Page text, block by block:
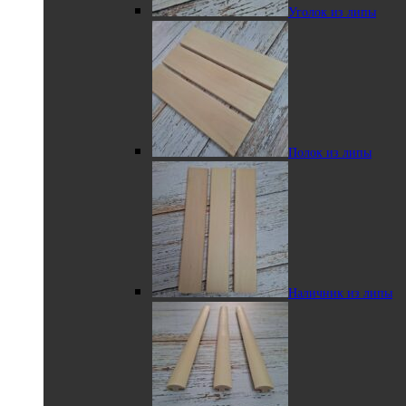
профиле софтлайн
угловой полок
липы
Уголок из липы
Полок из липы
Наличник из липы